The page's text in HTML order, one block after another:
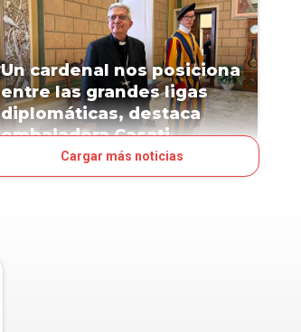
Un cardenal nos posiciona
entre las grandes ligas
diplomáticas, destaca
embajadora Casati
Cargar más noticias